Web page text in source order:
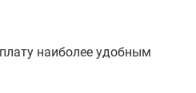
наиболее удобным